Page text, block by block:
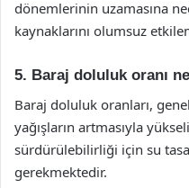
dönemlerinin uzamasına
kaynaklarını olumsuz
5. Baraj doluluk oranı
Baraj doluluk oranları,
yağışların artmasıyla
sürdürülebilirliği için su
gerekmektedir.